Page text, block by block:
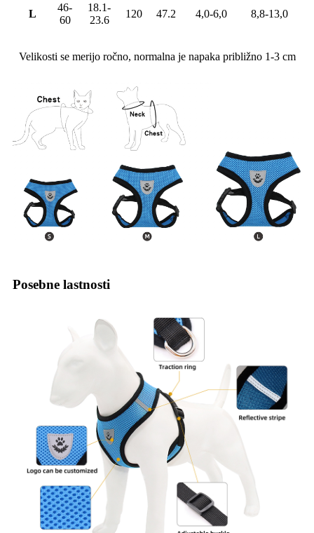
L
46-
60
18.1-
23.6
120 47.2 4,0-6,0 8,8-13,0
Velikosti se merijo ročno, normalna je napaka približno 1-3 cm
Posebne lastnosti